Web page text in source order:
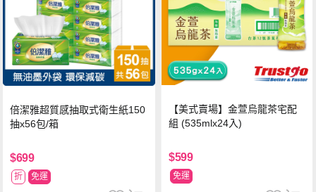
倍潔雅超質感抽取式衛生紙150
抽x56包/箱
$699
折 免運
【美式賣場】金萱烏龍茶宅配
組 (535mlx24入)
$599
免運